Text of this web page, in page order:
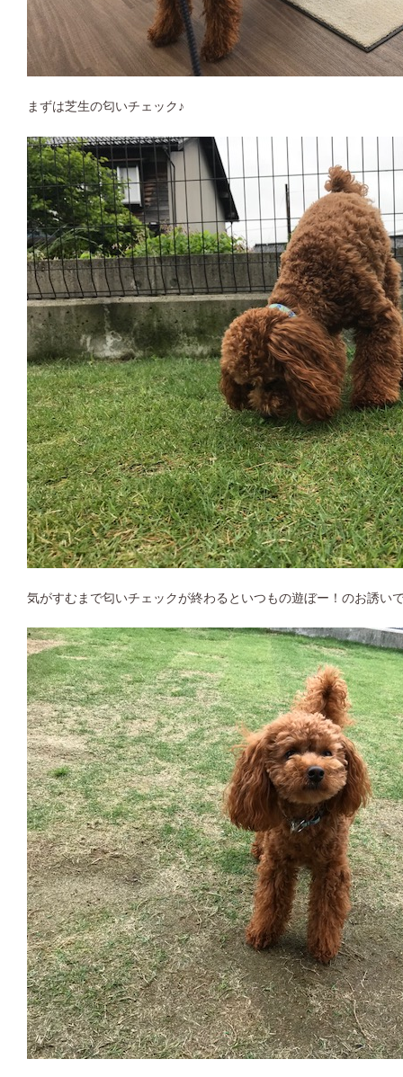
まずは芝生の匂いチェック♪
気がすむまで匂いチェックが終わるといつもの遊ぼー！のお誘い